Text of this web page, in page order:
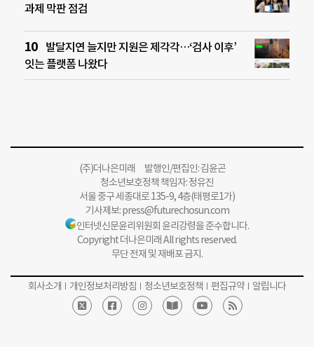
과제 막판 점검
발달지연 늘지만 지원은 제각각…‘검사 이후’
잇는 플랫폼 나왔다
(주)더나은미래 발행인/편집인: 김윤곤
청소년보호정책 책임자: 정유진
서울 중구 세종대로 135-9, 4층(태평로1가)
기사제보:press@futurechosun.com
인터넷신문윤리위원회 윤리강령을 준수합니다.
Copyright 더나은미래 All rights reserved.
무단 전재 및 재배포 금지.
회사소개 개인정보처리방침 청소년보호정책 편집규약 알립니다